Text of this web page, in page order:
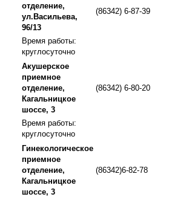
отделение,
ул.Васильева,
96/13
(86342) 6-87-39
Время работы:
круглосуточно
Акушерское
приемное
отделение,
Кагальницкое
шоссе, 3
(86342) 6-80-20
Время работы:
круглосуточно
Гинекологическое
приемное
отделение,
Кагальницкое
шоссе, 3
(86342)6-82-78